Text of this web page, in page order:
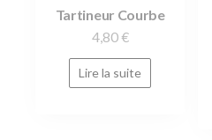
Tartineur Courbe
4,80 €
Lire la suite